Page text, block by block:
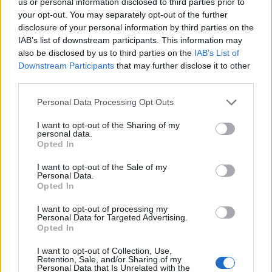
your opt-out. You may separately opt-out of the further
disclosure of your personal information by third parties on the
IAB’s list of downstream participants. This information may
also be disclosed by us to third parties on the IAB’s List of
Downstream Participants that may further disclose it to other
Personal Data Processing Opt Outs
I want to opt-out of the Sharing of my
personal data.
Opted In
I want to opt-out of the Sale of my
Personal Data.
Opted In
I want to opt-out of processing my
Personal Data for Targeted Advertising.
Opted In
I want to opt-out of Collection, Use,
Retention, Sale, and/or Sharing of my
Personal Data that Is Unrelated with the
στάδιο και να δώσουμε χαρά στον κόσμο μας».
Κλείνοντας έστειλε το δικό του μήνυμα στον
κόσμο της νέας του ομάδας: «Είμαι πολύ
είμαστε μια ομάδα που κερδίζει».
ΚΑΕ Παναθηναϊκός μεταγραφές
ΠΡΟΗΓΟΎΜΕΝΟ ΆΡΘΡΟ
Μελέτες: Αυξημένος ο
εντέρου και
καρδιαγγειακής νόσου
ΕΠΌΜΕΝΟ ΆΡΘΡΟ
Σκιάθος: Ιταλοί έκλεψαν